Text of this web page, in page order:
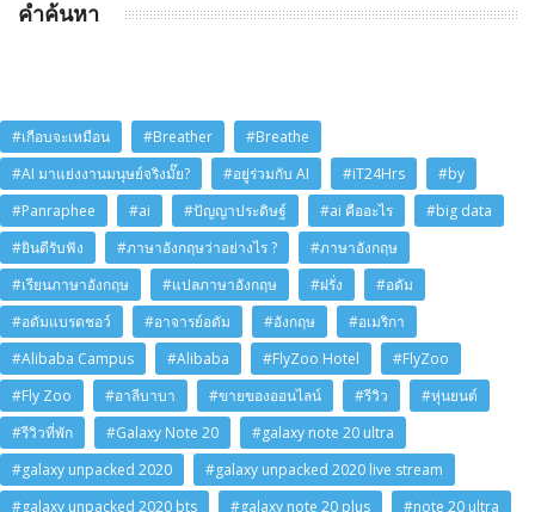
คำค้นหา
#เกือบจะเหมือน #Breather
#Breathe
#AI มาแย่งงานมนุษย์จริงมั๊ย?
#อยู่ร่วมกับ AI #iT24Hrs
#by
#Panraphee
#ai #ปัญญาประดิษฐ์ #ai คืออะไร
#big data
#ยินดีรับฟัง
#ภาษาอังกฤษว่าอย่างไร ?
#ภาษาอังกฤษ
#เรียนภาษาอังกฤษ
#แปลภาษาอังกฤษ #ฝรั่ง
#อดัม
#อดัมแบรดชอว์
#อาจารย์อดัม #อังกฤษ
#อเมริกา
#Alibaba Campus
#Alibaba #FlyZoo Hotel
#FlyZoo
#Fly Zoo
#อาลีบาบา #ขายของออนไลน์ #รีวิว
#หุ่นยนต์
#รีวิวที่พัก
#Galaxy Note 20
#galaxy note 20 ultra
#galaxy unpacked 2020
#galaxy unpacked 2020 live stream
#galaxy unpacked 2020 bts
#galaxy note 20 plus #note 20 ultra